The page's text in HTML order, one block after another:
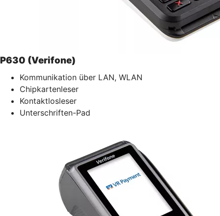
P630 (Verifone)
Kommunikation über LAN, WLAN
Chipkartenleser
Kontaktlosleser
Unterschriften-Pad